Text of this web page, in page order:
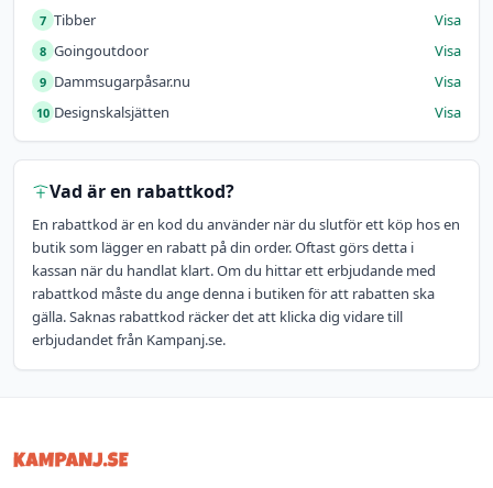
7 Tibber Visa
8 Goingoutdoor Visa
9 Dammsugarpåsar.nu Visa
10 Designskalsjätten Visa
Vad är en rabattkod?
En rabattkod är en kod du använder när du slutför ett köp hos en
butik som lägger en rabatt på din order. Oftast görs detta i
kassan när du handlat klart. Om du hittar ett erbjudande med
rabattkod måste du ange denna i butiken för att rabatten ska
gälla. Saknas rabattkod räcker det att klicka dig vidare till
erbjudandet från Kampanj.se.